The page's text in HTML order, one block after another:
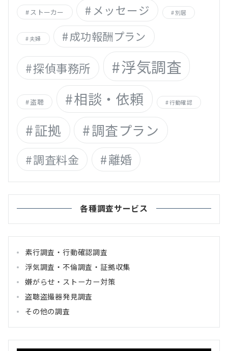
ストーカー メッセージ 別居
夫婦 成功報酬プラン
探偵事務所 浮気調査
盗聴 相談・依頼 行動確認
証拠 調査プラン
調査料金 離婚
各種調査サービス
素行調査・行動確認調査
浮気調査・不倫調査・証拠収集
嫌がらせ・ストーカー対策
盗聴盗撮器発見調査
その他の調査